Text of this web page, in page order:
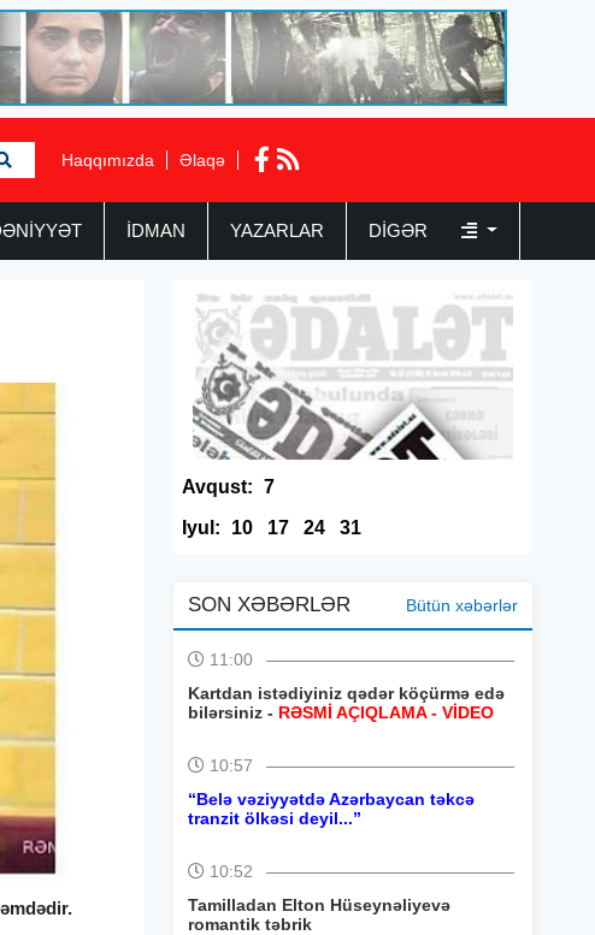
Haqqımızda Əlaqə
İDMAN YAZARLAR DIGƏR
Avqust: 7
Iyul:
10 17 24 31
SON XƏBƏRLƏR Bütün xəbərlər
11:00
Kartdan istədiyiniz qədər köçürmə edə
bilərsiniz - RƏSMİ AÇIQLAMA - VİDEO
10:57
“Belə vəziyyətdə Azərbaycan təkcə
tranzit ölkəsi deyil...”
10:52
Tamilladan Elton Hüseynəliyevə
romantik təbrik